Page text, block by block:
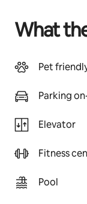
What
Pet
Parking
Elevator
Fitness
Pool